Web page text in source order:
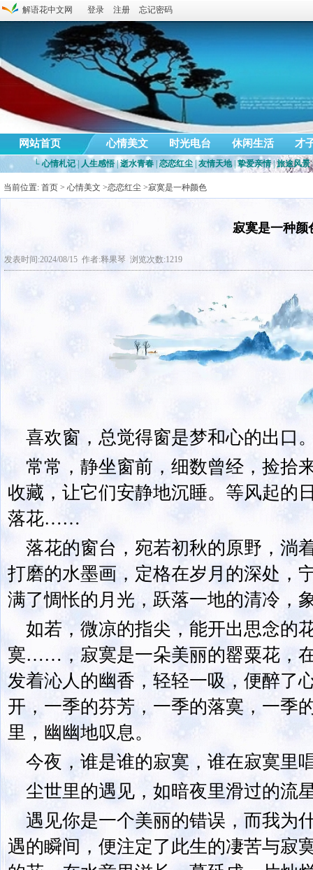
登录 注册 忘记密码
解语花中文网
心情美文 时光电台 休闲生活 才
网站首页
└心情札记 人生感悟 |逝水青春 恋恋红尘 友情天地 挚爱亲情 |旅途风景
当前位置: 首页 > 心情美文 >恋恋红尘 >寂寞是一种颜色
寂寞是一种颜
发表时间:2024/08/15 作者:释果琴 浏览次数:1219
喜欢窗，总觉得窗是梦和心的出口
常常，静坐窗前，细数曾经，捡拾
收藏，让它们安静地沉睡。等风起的
落花……
落花的窗台，宛若初秋的原野，淌
打磨的水墨画，定格在岁月的深处，
满了惆怅的月光，跃落一地的清冷，
如若，微凉的指尖，能开出思念的
寞……，寂寞是一朵美丽的罂粟花，
发着沁人的幽香，轻轻一吸，便醉了
开，一季的芬芳，一季的落寞，一季
里，幽幽地叹息。
今夜，谁是谁的寂寞，谁在寂寞里
尘世里的遇见，如暗夜里滑过的流
遇见你是一个美丽的错误，而我为
遇的瞬间，便注定了此生的凄苦与寂